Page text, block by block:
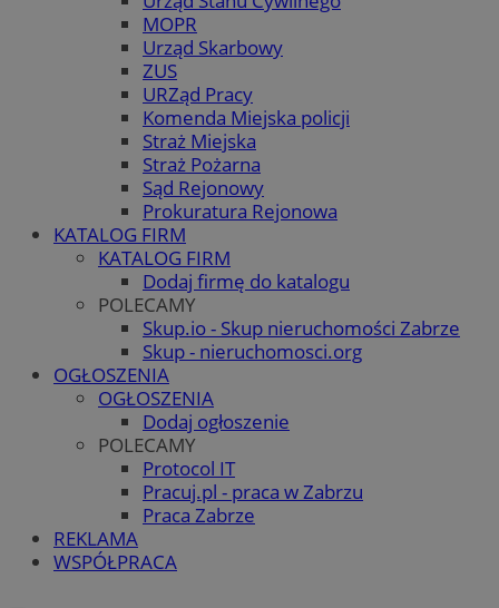
MOPR
Urząd Skarbowy
ZUS
URZąd Pracy
Komenda Miejska policji
Straż Miejska
Straż Pożarna
Sąd Rejonowy
Prokuratura Rejonowa
KATALOG FIRM
KATALOG FIRM
Dodaj firmę do katalogu
POLECAMY
Skup.io - Skup nieruchomości Zabrze
Skup - nieruchomosci.org
OGŁOSZENIA
OGŁOSZENIA
Dodaj ogłoszenie
POLECAMY
Protocol IT
Pracuj.pl - praca w Zabrzu
Praca Zabrze
REKLAMA
WSPÓŁPRACA